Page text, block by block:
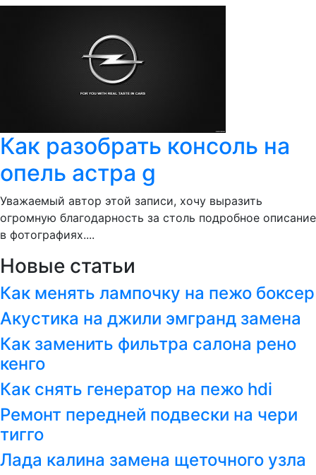
Как разобрать консоль на
опель астра g
Уважаемый автор этой записи, хочу выразить
огромную благодарность за столь подробное описание
в фотографиях....
Новые статьи
Как менять лампочку на пежо боксер
Акустика на джили эмгранд замена
Как заменить фильтра салона рено
кенго
Как снять генератор на пежо hdi
Ремонт передней подвески на чери
тигго
Лада калина замена щеточного узла